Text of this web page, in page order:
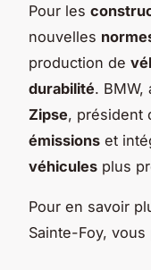
Pour les
nouvelles
production de
durabilité. BMW,
Zipse, président
émissions et
véhicules plus
Pour en savoir
Sainte-Foy, vous